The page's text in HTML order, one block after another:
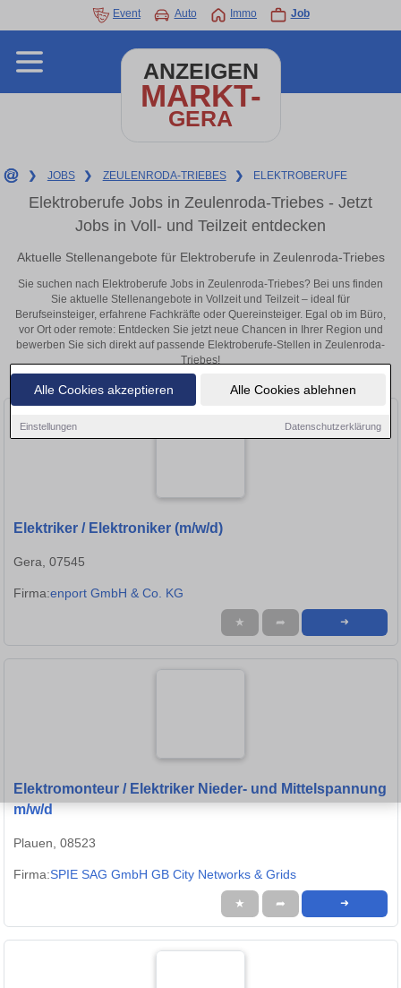
Alle Cookies akzeptieren Alle Cookies ablehnen
Einstellungen Datenschutzerklärung
Event Auto Immo Job
ANZEIGEN
MARKT-
GERA
❯ JOBS ❯ ZEULENRODA-TRIEBES ❯ ELEKTROBERUFE
Elektroberufe Jobs in Zeulenroda-Triebes - Jetzt
Jobs in Voll- und Teilzeit entdecken
Aktuelle Stellenangebote für Elektroberufe in Zeulenroda-Triebes
Sie suchen nach Elektroberufe Jobs in Zeulenroda-Triebes? Bei uns finden
Sie aktuelle Stellenangebote in Vollzeit und Teilzeit – ideal für
Berufseinsteiger, erfahrene Fachkräfte oder Quereinsteiger. Egal ob im Büro,
vor Ort oder remote: Entdecken Sie jetzt neue Chancen in Ihrer Region und
bewerben Sie sich direkt auf passende Elektroberufe-Stellen in Zeulenroda-
Triebes!
Elektriker / Elektroniker (m/w/d)
Gera, 07545
Firma:enport GmbH & Co. KG
★ ➦ ➜
Elektromonteur / Elektriker Nieder- und Mittelspannung
m/w/d
Plauen, 08523
Firma:SPIE SAG GmbH GB City Networks & Grids
★ ➦ ➜